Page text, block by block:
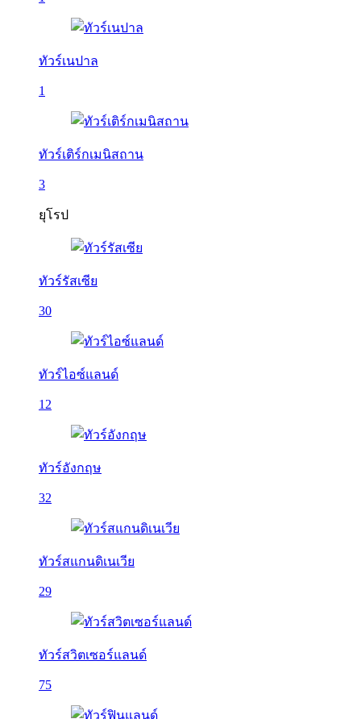
ทัวร์เนปาล
1
ทัวร์เติร์กเมนิสถาน
3
ยุโรป
ทัวร์รัสเซีย
30
ทัวร์ไอซ์แลนด์
12
ทัวร์อังกฤษ
32
ทัวร์สแกนดิเนเวีย
29
ทัวร์สวิตเซอร์แลนด์
75